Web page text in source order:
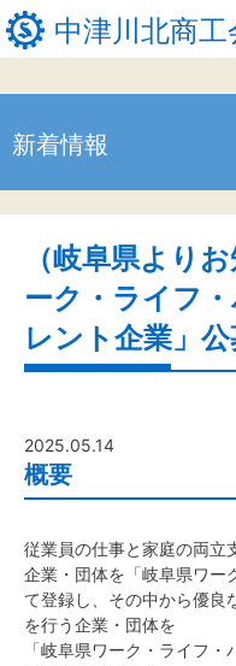
中津川北商工
事業者
関
中津川
新着情報
（岐阜県より
ーク・ライフ
レント企業」
2025.05.14
概要
従業員の仕事と家庭の両立
企業・団体を「岐阜県ワー
て登録し、その中から優良
を行う企業・団体を
「岐阜県ワーク・ライフ